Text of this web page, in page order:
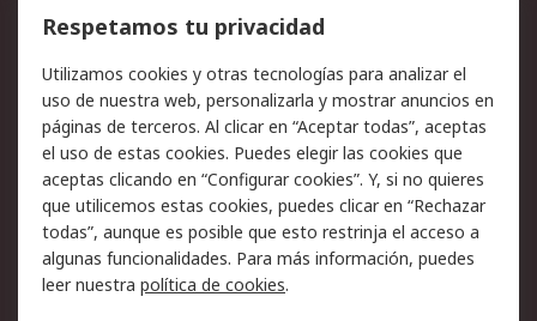
Cómo realizar pedidos
Devoluciones
Facturación y pago
Ofertas
Soporte técnico
Legal
Aviso legal
Política de privacidad -
Actualizada
Política sobre cookies
Seguridad de emails
Certificaciones de
Condiciones de venta
Respetamos tu privacidad
Utilizamos cookies y otras tecnologías para analizar el
uso de nuestra web, personalizarla y mostrar anuncios en
páginas de terceros. Al clicar en “Aceptar todas”, aceptas
el uso de estas cookies. Puedes elegir las cookies que
aceptas clicando en “Configurar cookies”. Y, si no quieres
que utilicemos estas cookies, puedes clicar en “Rechazar
todas”, aunque es posible que esto restrinja el acceso a
algunas funcionalidades. Para más información, puedes
leer nuestra política de cookies.